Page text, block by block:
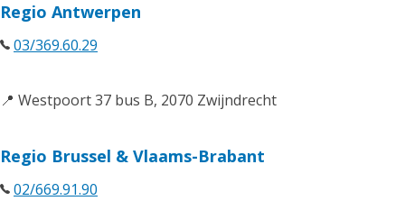
Regio Antwerpen
03/369.60.29
📍 Westpoort 37 bus B, 2070 Zwijndrecht
Regio Brussel & Vlaams-Brabant
02/669.91.90